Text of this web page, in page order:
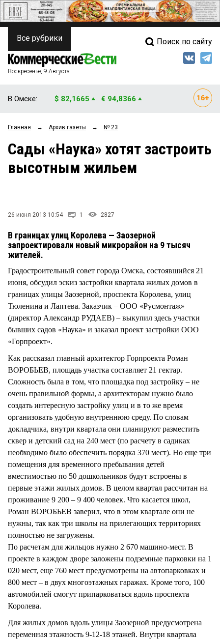
ПОЛИТИКА
ФИНАНСЫ
ОБЩЕСТВО
ЗАКОН
Свежий выпуск
Рейтинги
Блоги
Все рубрики Поиск по сайту
Воскресенье, 9 Августа
В Омске: $ 82,1665 € 94,8366
Главная → Архив газеты → № 23
Сады «Наука» хотят застроить
высотным жильем
26 июня 2013 10:54 1 2827
В границах улиц Королева — Заозерной
запроектировали новый микрорайон на 9 тысяч
жителей.
Градостроительный совет города Омска, состоявшийся 21
июня, обсудил эскиз застройки квартала жилых домов в
границах улицы Заозерной, проспекта Королева, улиц
Тюленина и Лаптева. Заказчик – ООО «Русмонтаж»
(директор Александр РУДАЕВ) – выкупил здесь участки
бывших садов «Наука» и заказал проект застройки ООО
«Горпроект».
Как рассказал главный архитектор Горпроекта Роман
ВОРОБЬЕВ, площадь участка составляет 21 гектар.
Сложность была в том, что площадка под застройку – не
очень правильной формы, а архитекторам нужно было
создать интересную застройку улиц и в то же время
организовать удобную внутреннюю среду. По словам
докладчика, внутри квартала они планируют разместить
сквер и детский сад на 240 мест (по расчету в садиках
необходимо было обеспечить порядка 370 мест). Но еще три
помещения для временного пребывания детей
вместимостью по 50 дошкольников будут встроены в
первые этажи жилых домов. В целом квартал рассчитан на
проживание 9 200 – 9 400 человек. Что касается школ,
Роман ВОРОБЬЕВ заверил, что в этом квартале они не
нужны, так как три школы на прилегающих территориях
полностью не загружены.
По расчетам для жильцов нужно 2 670 машино-мест. В
проекте в каждом дворе заложены подземные парковки на 1
020 мест, еще 760 мест предусмотрены на автопарковках и
800 мест – в двух многоэтажных гаражах. Кроме того, 100
автомобилей смогут припарковаться вдоль проспекта
Королева.
Для жилых домов вдоль улицы Заозерной предусмотрена
переменная этажность 9-12-18 этажей. Внутри квартала